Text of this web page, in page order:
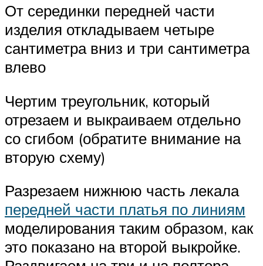
От серединки передней части
изделия откладываем четыре
сантиметра вниз и три сантиметра
влево
Чертим треугольник, который
отрезаем и выкраиваем отдельно
со сгибом (обратите внимание на
вторую схему)
Разрезаем нижнюю часть лекала
передней части платья по линиям
моделирования таким образом, как
это показано на второй выкройке.